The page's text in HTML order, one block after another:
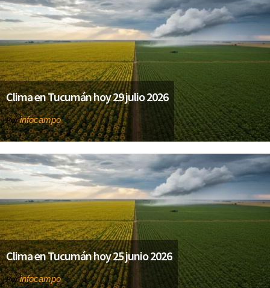
Clima en Tucumán hoy 29 julio 2026
Porinfocampo
Clima en Tucumán hoy 25 junio 2026
Porinfocampo